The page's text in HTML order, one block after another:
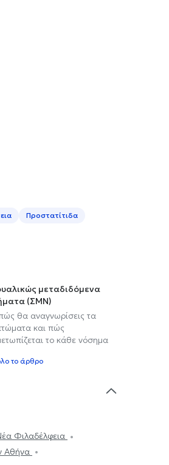
Προστατίτιδα
μεταδιδόμενα
(ΣΜΝ)
θα αναγνωρίσεις τα
και πώς
το κάθε νόσημα
το άρθρο
Φιλαδέλφεια
Αθήνα